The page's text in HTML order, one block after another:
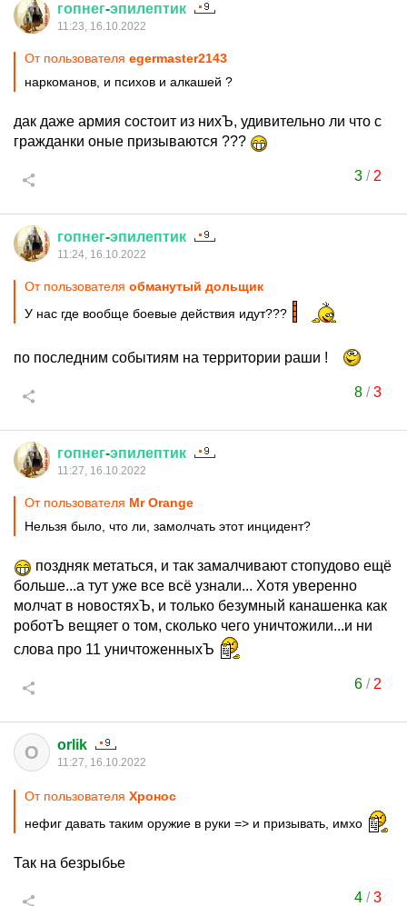
гопнег-эпилептик
11:23, 16.10.2022
От пользователя egermaster2143
наркоманов, и психов и алкашей ?
дак даже армия состоит из нихЪ, удивительно ли что с
гражданки оные призываются ???
3/ 2
гопнег-эпилептик
11:24, 16.10.2022
От пользователя обманутый дольщик
У нас где вообще боевые действия идут???
по последним событиям на территории раши !
8/3
гопнег-эпилептик
11:27, 16.10.2022
От пользователя Мr Orange
Нельзя было, что ли, замолчать этот инцидент?
поздняк метаться, и так замалчивают стопудово ещё
больше...а тут уже все всё узнали... Хотя уверенно
молчат в новостяхЪ, и только безумный канашенка как
роботЪ вещяет о том, сколько чего уничтожили...и ни
слова про 11 уничтоженныхЪ
6/ 2
O orlik
11:27, 16.10.2022
От пользователя Хронос
нефиг давать таким оружие в руки => и призывать, имхо
Так на безрыбье
4/3